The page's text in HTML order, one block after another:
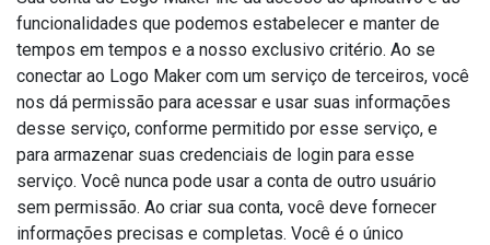
funcionalidades que podemos estabelecer e manter de
tempos em tempos e a nosso exclusivo critério. Ao se
conectar ao Logo Maker com um serviço de terceiros, você
nos dá permissão para acessar e usar suas informações
desse serviço, conforme permitido por esse serviço, e
para armazenar suas credenciais de login para esse
serviço. Você nunca pode usar a conta de outro usuário
sem permissão. Ao criar sua conta, você deve fornecer
informações precisas e completas. Você é o único